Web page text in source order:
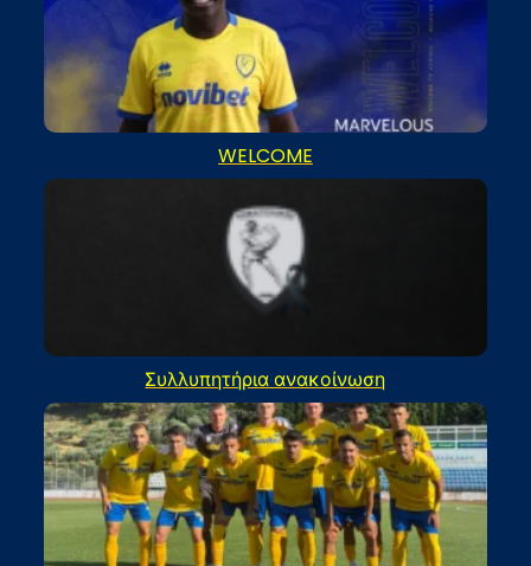
WELCOME
Συλλυπητήρια ανακοίνωση